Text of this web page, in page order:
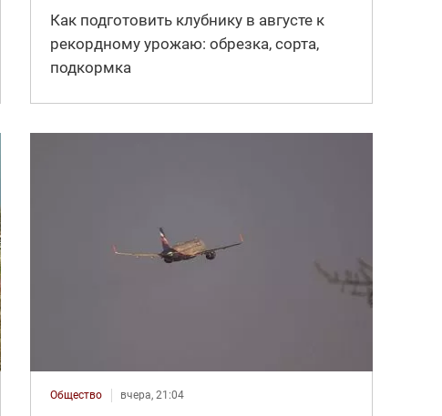
Как подготовить клубнику в августе к
рекордному урожаю: обрезка, сорта,
подкормка
Общество вчера, 21:04